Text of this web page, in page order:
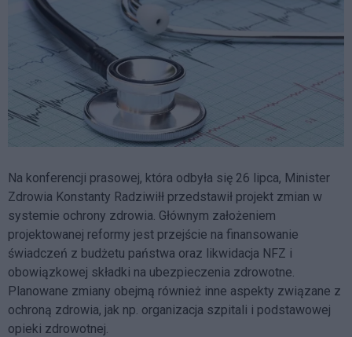
Na konferencji prasowej, która odbyła się 26 lipca, Minister
Zdrowia Konstanty Radziwiłł przedstawił projekt zmian w
systemie ochrony zdrowia. Głównym założeniem
projektowanej reformy jest przejście na finansowanie
świadczeń z budżetu państwa oraz likwidacja NFZ i
obowiązkowej składki na ubezpieczenia zdrowotne.
Planowane zmiany obejmą również inne aspekty związane z
ochroną zdrowia, jak np. organizacja szpitali i podstawowej
opieki zdrowotnej.